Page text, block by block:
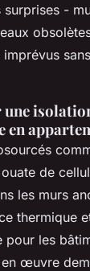
-
imprévus
en
de
les murs
thermique
les
œuvre